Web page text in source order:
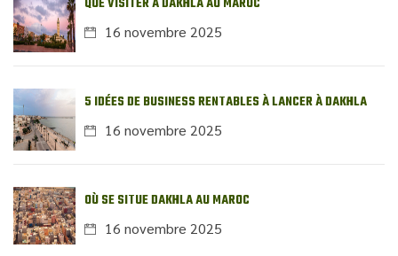
QUE VISITER À DAKHLA AU MAROC
16 novembre 2025
5 IDÉES DE BUSINESS RENTABLES À LANCER À DAKHLA
16 novembre 2025
OÙ SE SITUE DAKHLA AU MAROC
16 novembre 2025